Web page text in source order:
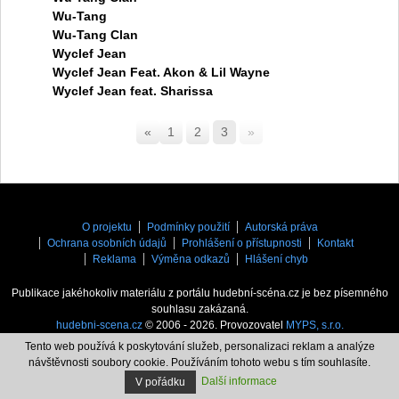
Wu-Tang
Wu-Tang Clan
Wyclef Jean
Wyclef Jean Feat. Akon & Lil Wayne
Wyclef Jean feat. Sharissa
« 1 2 3 »
O projektu Podmínky použití
Autorská práva
Ochrana osobních údajů
Prohlášení o přístupnosti
Kontakt
Reklama
Výměna odkazů Hlášení chyb
Publikace jakéhokoliv materiálu z portálu hudební-scéna.cz je bez písemného
souhlasu zakázaná.
hudebni-scena.cz© 2006 - 2026. Provozovatel
MYPS, s.r.o.
Tento web používá k poskytování služeb, personalizaci reklam a analýze
návštěvnosti soubory cookie. Používáním tohoto webu s tím souhlasíte.
V pořádku
Další informace